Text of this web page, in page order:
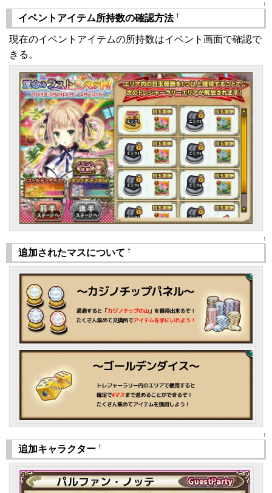
↑
イベントアイテム所持数の確認方法 †
現在のイベントアイテムの所持数はイベント画面で確認で
きる。
↑
追加されたマスについて †
↑
追加キャラクター †